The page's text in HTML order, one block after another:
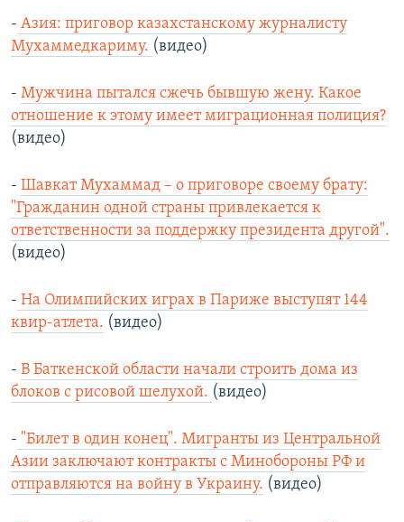
- Азия: приговор казахстанскому журналисту
Мухаммедкариму. (видео)
- Мужчина пытался сжечь бывшую жену. Какое
отношение к этому имеет миграционная полиция?
(видео)
- Шавкат Мухаммад – о приговоре своему брату:
"Гражданин одной страны привлекается к
ответственности за поддержку президента другой".
(видео)
- На Олимпийских играх в Париже выступят 144
квир-атлета. (видео)
- В Баткенской области начали строить дома из
блоков с рисовой шелухой. (видео)
- "Билет в один конец". Мигранты из Центральной
Азии заключают контракты с Минобороны РФ и
отправляются на войну в Украину. (видео)